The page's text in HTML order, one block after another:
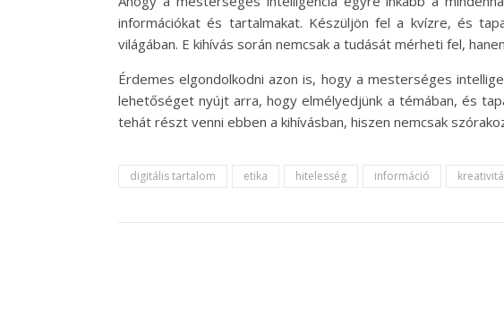
információkat és tartalmakat. Készüljön fel a kvízre, és
világában. E kihívás során nemcsak a tudását mérheti fel,
Érdemes elgondolkodni azon is, hogy a mesterséges
lehetőséget nyújt arra, hogy elmélyedjünk a témában, és
tehát részt venni ebben a kihívásban, hiszen nemcsak
digitális tartalom etika hitelesség információ